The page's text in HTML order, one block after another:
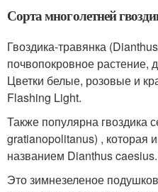
Сорта многолетней
Гвоздика-травянка
почвопокровное растение,
Цветки белые, розовые и
Flashing Light.
Также популярна гвоздика
gratianopolitanus) , которая
названием Dianthus caesius.
Это зимнезеленое